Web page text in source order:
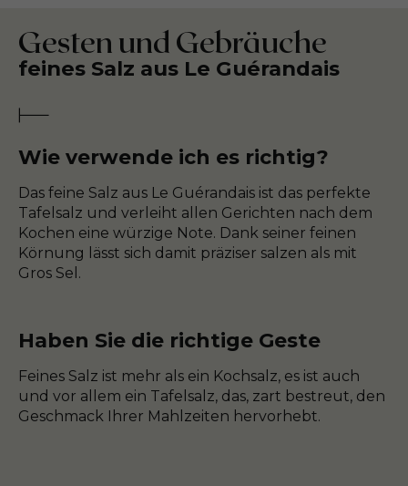
Gesten und Gebräuche
feines Salz aus Le Guérandais
Wie verwende ich es richtig?
Das feine Salz aus Le Guérandais ist das perfekte
Tafelsalz und verleiht allen Gerichten nach dem
Kochen eine würzige Note. Dank seiner feinen
Körnung lässt sich damit präziser salzen als mit
Gros Sel.
Haben Sie die richtige Geste
Feines Salz ist mehr als ein Kochsalz, es ist auch
und vor allem ein Tafelsalz, das, zart bestreut, den
Geschmack Ihrer Mahlzeiten hervorhebt.